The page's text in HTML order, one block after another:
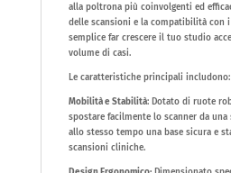
alla poltrona più coinvolgenti ed
delle scansioni e la compatibilità con
semplice far crescere il tuo studio
volume di casi.​
Le caratteristiche principali includono:
Mobilità e Stabilità: Dotato di ruote
spostare facilmente lo scanner da
allo stesso tempo una base sicura e
scansioni cliniche.